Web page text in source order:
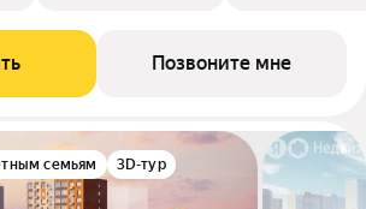
Позвоните мне
семьям 3D-тур